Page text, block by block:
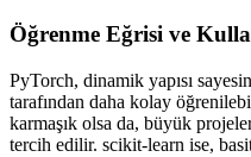
Öğrenme Eğrisi ve
PyTorch, dinamik yapısı
tarafından daha kolay
karmaşık olsa da, büyük
tercih edilir. scikit-learn ise,